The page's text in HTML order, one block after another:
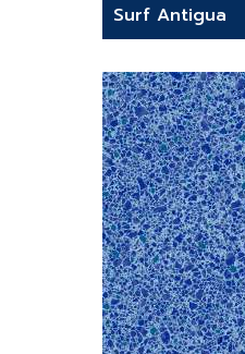
Surf Antigua